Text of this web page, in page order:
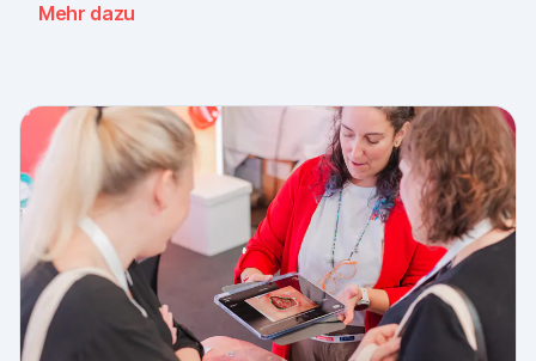
einfacher, validierter Wunddokumentation ist da, über
gemeinsame Standzeit.
Mehr dazu